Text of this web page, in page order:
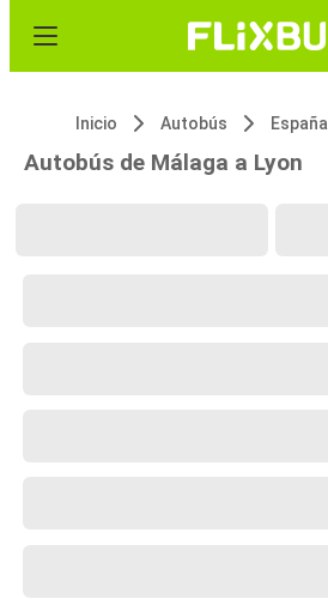
Inicio Autobús España
Autobús de Málaga a Lyon